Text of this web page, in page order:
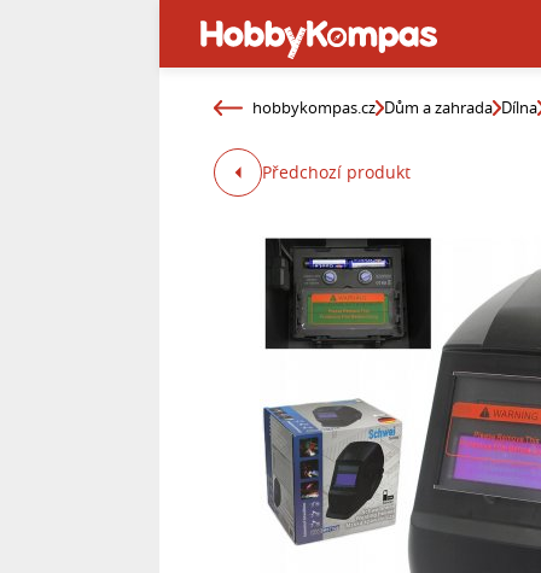
hobbykompas.cz Dům a zahrada Dílna
Předchozí produkt